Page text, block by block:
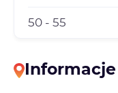
50 - 55